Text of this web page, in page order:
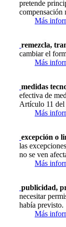
pretende
compensación
Más
remezcla,
cambiar el
Más
medidas
efectiva de
Artículo 11 del
Más
excepción o
las
no se ven
Más
publicidad,
necesitar
había previsto.
Más